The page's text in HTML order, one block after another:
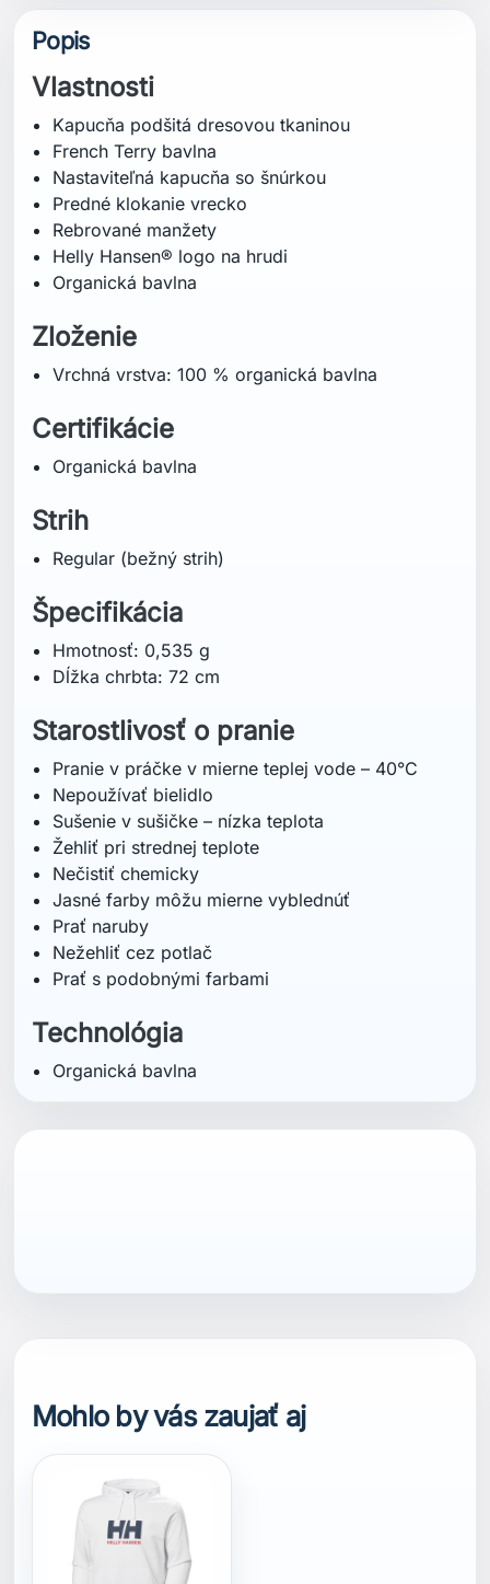
Popis
Vlastnosti
Kapucňa podšitá dresovou tkaninou
French Terry bavlna
Nastaviteľná kapucňa so šnúrkou
Predné klokanie vrecko
Rebrované manžety
Helly Hansen® logo na hrudi
Organická bavlna
Zloženie
Vrchná vrstva: 100 % organická bavlna
Certifikácie
Organická bavlna
Strih
Regular (bežný strih)
Špecifikácia
Hmotnosť: 0,535 g
Dĺžka chrbta: 72 cm
Starostlivosť o pranie
Pranie v práčke v mierne teplej vode – 40°C
Nepoužívať bielidlo
Sušenie v sušičke – nízka teplota
Žehliť pri strednej teplote
Nečistiť chemicky
Jasné farby môžu mierne vyblednúť
Prať naruby
Nežehliť cez potlač
Prať s podobnými farbami
Technológia
Organická bavlna
Mohlo by vás zaujať aj